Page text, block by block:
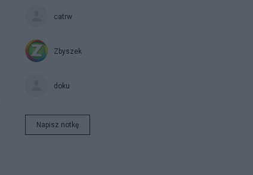
catrw
Zbyszek
doku
Napisz notkę